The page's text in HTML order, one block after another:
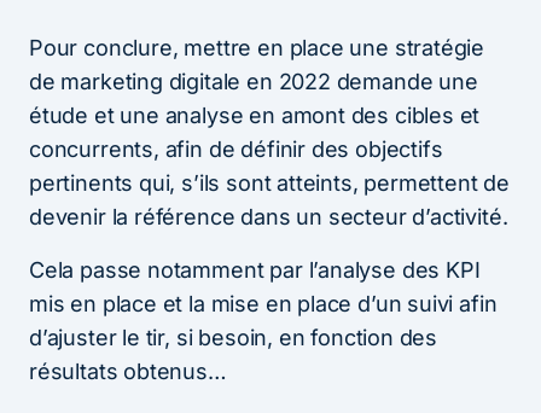
Pour conclure, mettre en place une stratégie
de marketing digitale en 2022 demande une
étude et une analyse en amont des cibles et
concurrents, afin de définir des objectifs
pertinents qui, s’ils sont atteints, permettent de
devenir la référence dans un secteur d’activité.
Cela passe notamment par l’analyse des KPI
mis en place et la mise en place d’un suivi afin
d’ajuster le tir, si besoin, en fonction des
résultats obtenus…